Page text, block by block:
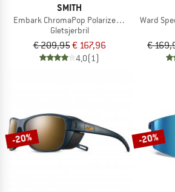
SMITH
Embark ChromaPop Polarized Mirror Cat. 3
Gletsjerbril
€ 209,95€ 167,96
4,0(1)
Ward
€
-20% -20%